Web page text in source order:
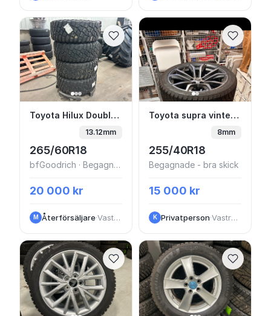
Toyota Hilux Double Cab 2017 265
Toyota Hilux Double Cab 2017 265
13.12mm
265/60R18
bfGoodrich · Begagnade - bra skick
20 000 kr
M Återförsäljare· VastraGotaland
Toyota supra Toyota supra vinterhjul nokian 18"
8mm
255/40R18
Begagnade - bra skick
15 000 kr
K Privatperson· VastraGotaland